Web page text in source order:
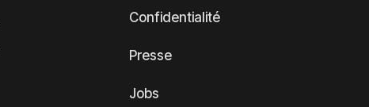
Confidentialité
Presse
Jobs